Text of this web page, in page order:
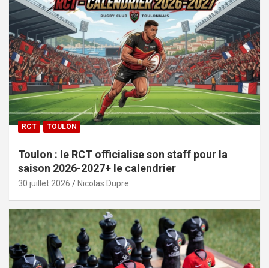
RCT TOULON
Toulon : le RCT officialise son staff pour la
saison 2026-2027+ le calendrier
30 juillet 2026 Nicolas Dupre